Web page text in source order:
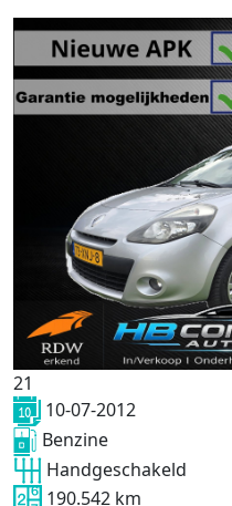
21
10-07-2012
Benzine
Handgeschakeld
190.542 km